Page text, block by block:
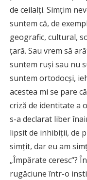
de ceilalţi. Simţim
suntem că, de
geografic, cultural,
ţară. Sau vrem să
suntem ruşi sau nu
suntem ortodocşi,
acestea mi se pare
criză de identitate a
s-a declarat liber
lipsit de inhibiţii, de
simţit, dar eu am
„Împărate ceresc“?
rugăciune într-o